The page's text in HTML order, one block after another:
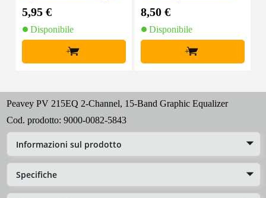
5,95 €
Disponibile
+
8,50 €
Disponibile
+
Peavey PV 215EQ 2-Channel, 15-Band Graphic Equalizer
Cod. prodotto: 9000-0082-5843
Informazioni sul prodotto
Specifiche